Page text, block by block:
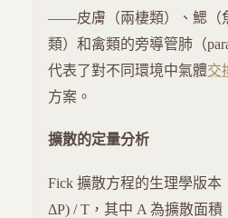
——皮膚（兩棲類）、鰓（
類）和禽類的旁導管肺（
代表了對不同環境中氣體交
方案。
擴散的定量分析
Fick 擴散方程的生理學版本
ΔP) / T，其中 A 為擴散面